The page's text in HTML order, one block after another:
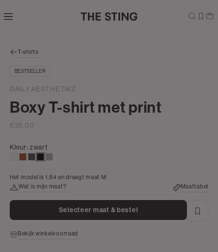
direct naar
zoekbalk
naar de
T-shirts
BESTSELLER
DAILY AESTHETIKZ
Boxy T-shirt met print
€35.00
Kleur:zwart
Het model is 1.84 en draagt maat M
Wat is mijn maat?
Maattabel
Selecteer maat & bestel
Bekijk winkelvoorraad